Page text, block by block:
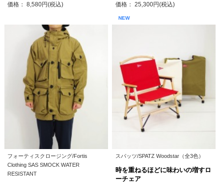
価格： 8,580円(税込) 価格： 25,300円(税込)
フォーティスクロージング/Fortis
Clothing SAS SMOCK WATER
RESISTANT
NEW
スパッツ/SPATZ Woodstar（全3色）
時を重ねるほどに味わいの増すロ
ーチェア